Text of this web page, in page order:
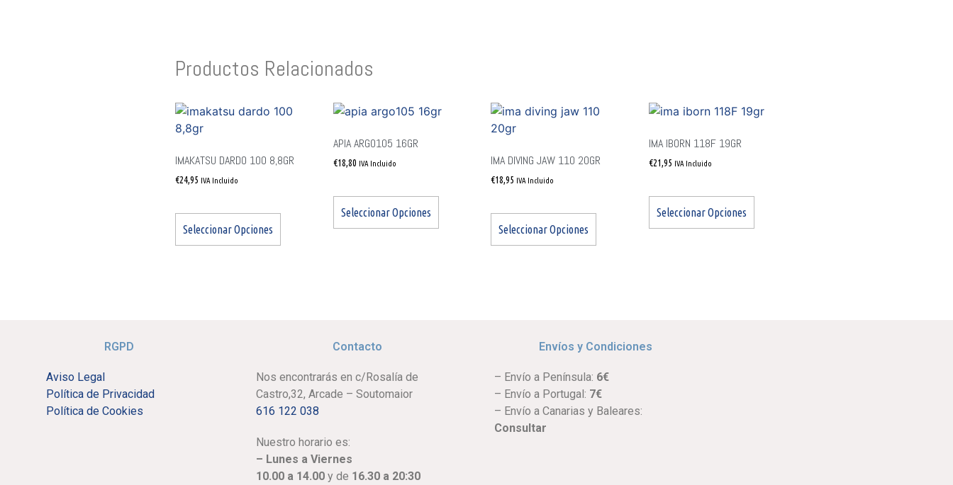
Productos Relacionados
IMAKATSU DARDO 100 8,8GR
€24,95 IVA Incluido
Seleccionar Opciones
APIA ARGO105 16GR
€18,80 IVA Incluido
Seleccionar Opciones
IMA DIVING JAW 110 20GR
€18,95 IVA Incluido
Seleccionar Opciones
IMA IBORN 118F 19GR
€21,95 IVA Incluido
Seleccionar Opciones
RGPD
Aviso Legal
Política de Privacidad
Política de Cookies
Contacto
Nos encontrarás en c/Rosalía de
Castro,32, Arcade – Soutomaior
616 122 038
Nuestro horario es:
– Lunes a Viernes
10.00 a 14.00 y de 16.30 a 20:30
Envíos y Condiciones
– Envío a Península: 6€
– Envío a Portugal: 7€
– Envío a Canarias y Baleares:
Consultar